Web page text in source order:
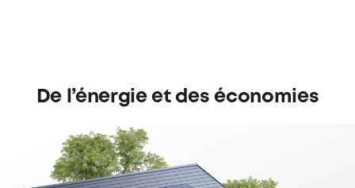
De l’énergie et des économies